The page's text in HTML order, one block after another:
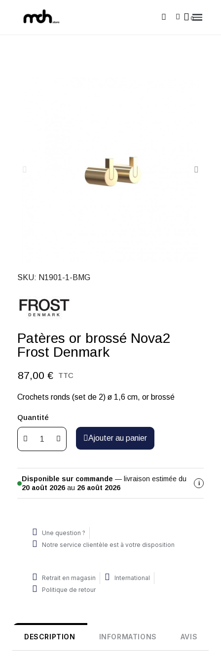
SKU N1901-1-BMG
Patères or brossé Nova2
Frost Denmark
87,00 € TTC
Crochets ronds (set de 2) ø 1,6 cm, or brossé
Quantité
Ajouter au panier
Disponible sur commande — livraison estimée du
20 août 2026 au 26 août 2026
i
Une question ?
Notre service clientèle est à votre disposition
Retrait en magasin
International
Politique de retour
DESCRIPTION INFORMATIONS AVIS